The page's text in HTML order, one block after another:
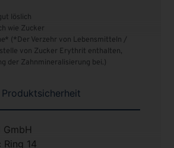
löslich
wie Zucker
(*Der Verzehr von Lebensmitteln /
von Zucker Erythrit enthalten,
der Zahnmineralisierung bei.)
Produktsicherheit
GmbH
Ring 14